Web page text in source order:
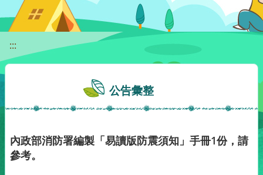
:::
公告彙整
內政部消防署編製「易讀版防震須知」手冊1份，請
參考。